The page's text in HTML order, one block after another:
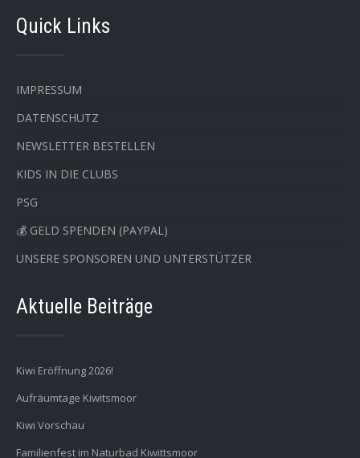
Quick Links
IMPRESSUM
DATENSCHUTZ
NEWSLETTER BESTELLEN
KIDS IN DIE CLUBS
PSG
💰 GELD SPENDEN (PAYPAL)
UNSERE SPONSOREN UND UNTERSTÜTZER
Aktuelle Beiträge
Kiwi Eröffnung 2026!
Aufräumtage Kiwitsmoor
Kiwi Vorschau
Familienfest im Naturbad Kiwittsmoor